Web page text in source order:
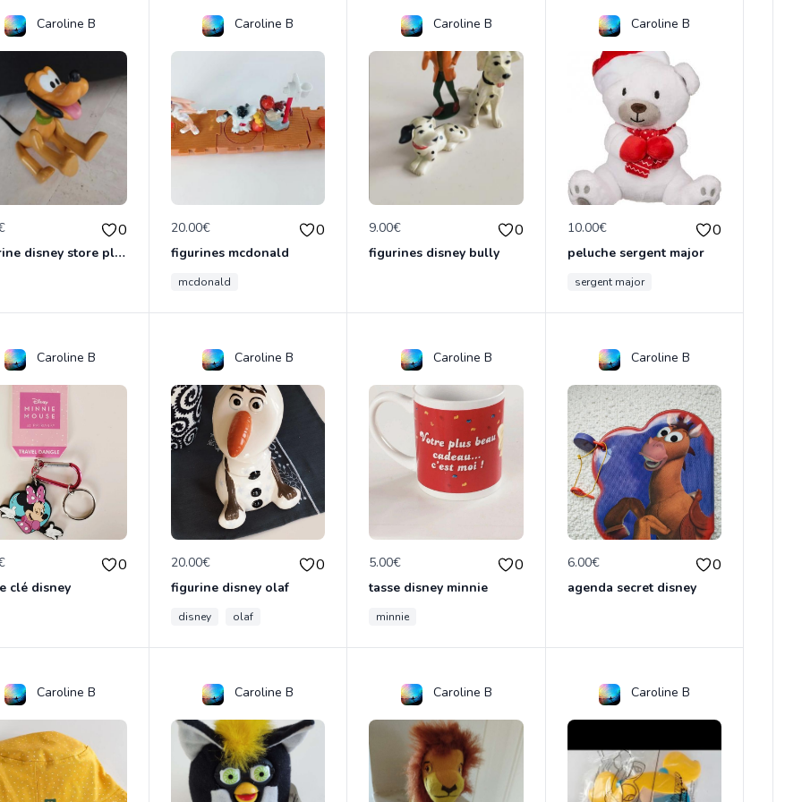
Caroline B
0
figurine disney store pluto
Caroline B
20.00€ 0
figurines mcdonald
mcdonald
Caroline B
9.00€ 0
figurines disney bully
Caroline B
10.00€ 0
peluche sergent major
sergent major
Caroline B
0
clé disney
Caroline B
20.00€ 0
figurine disney olaf
disney olaf
Caroline B
5.00€ 0
tasse disney minnie
minnie
Caroline B
6.00€ 0
agenda secret disney
Caroline B Caroline B Caroline B Caroline B